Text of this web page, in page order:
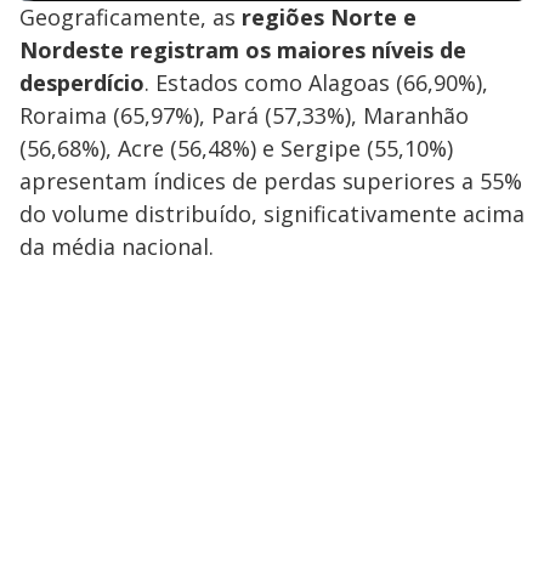
Geograficamente, as regiões Norte e
Nordeste registram os maiores níveis de
desperdício. Estados como Alagoas (66,90%),
Roraima (65,97%), Pará (57,33%), Maranhão
(56,68%), Acre (56,48%) e Sergipe (55,10%)
apresentam índices de perdas superiores a 55%
do volume distribuído, significativamente acima
da média nacional.